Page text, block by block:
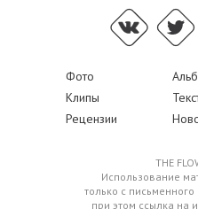
Фото
Клипы
Рецензии
THE
Использование
только с
при этом ссылка на